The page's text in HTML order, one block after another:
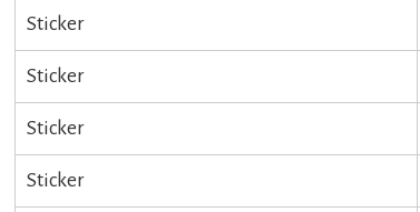
Sticker
Sticker
Sticker
Sticker